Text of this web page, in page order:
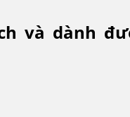
và dành